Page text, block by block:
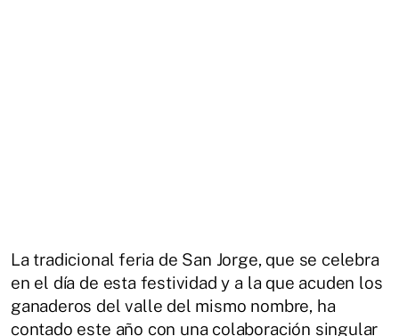
La tradicional feria de San Jorge, que se celebra
en el día de esta festividad y a la que acuden los
ganaderos del valle del mismo nombre, ha
contado este año con una colaboración singular